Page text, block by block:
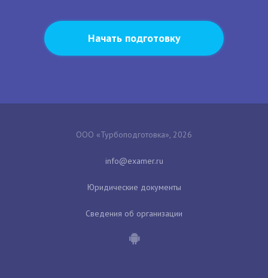
Начать подготовку
ООО «Турбоподготовка», 2026
Юридические документы
Сведения об организации